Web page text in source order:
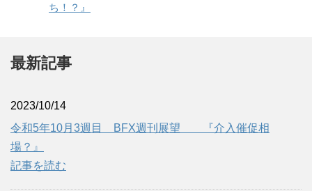
ち！？』
最新記事
2023/10/14
令和5年10月3週目 BFX週刊展望 『介入催促相
場？』
記事を読む